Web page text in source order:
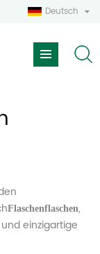
Deutsch
Flaschenflaschen,
einzigartige